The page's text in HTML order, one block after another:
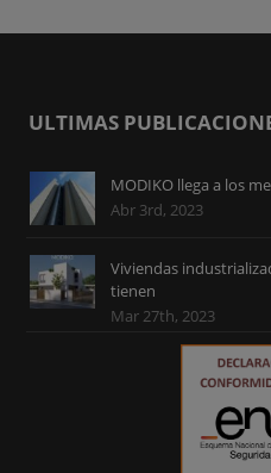
ULTIMAS
MODIKO llega a los
Abr 3rd, 2023
Viviendas
tienen
Mar 27th, 2023